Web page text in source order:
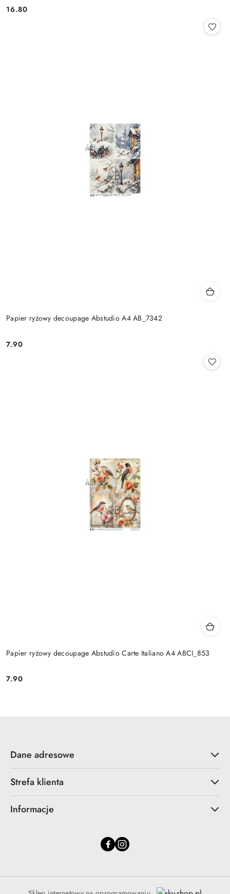
Cena:
16.80
Papier ryżowy decoupage Abstudio A4 AB_7342
Cena:
7.90
Papier ryżowy decoupage Abstudio Carte Italiano A4 ABCI_853
Cena:
7.90
Dane adresowe
Strefa klienta
Informacje